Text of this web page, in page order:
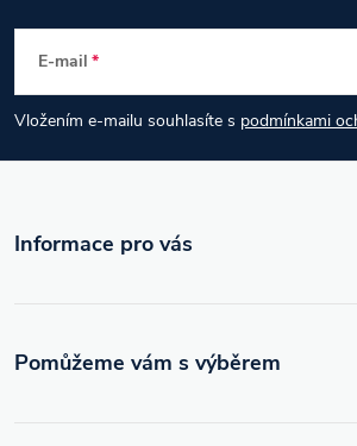
p
a
t
E-mail
Vložením e-mailu souhlasíte s podmínkami
Informace pro vás
Pomůžeme vám s výběrem